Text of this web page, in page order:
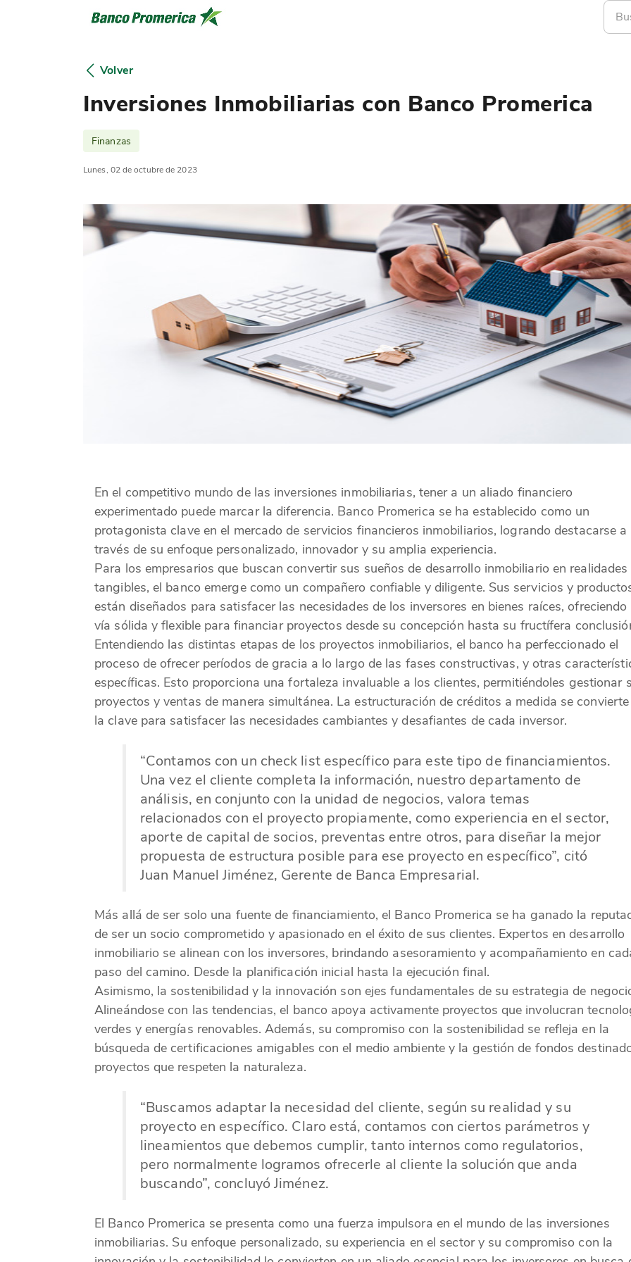
Volver
Inversiones Inmobiliarias con Banco Promerica
Finanzas
Lunes, 02 de octubre de 2023
En el competitivo mundo de las inversiones inmobiliarias, tener a un aliado financiero
experimentado puede marcar la diferencia. Banco Promerica se ha establecido como un
protagonista clave en el mercado de servicios financieros inmobiliarios, logrando destacarse a
través de su enfoque personalizado, innovador y su amplia experiencia.
Para los empresarios que buscan convertir sus sueños de desarrollo inmobiliario en realidades
tangibles, el banco emerge como un compañero confiable y diligente. Sus servicios y
están diseñados para satisfacer las necesidades de los inversores en bienes raíces, ofreciendo
vía sólida y flexible para financiar proyectos desde su concepción hasta su fructífera
Entendiendo las distintas etapas de los proyectos inmobiliarios, el banco ha perfeccionado el
proceso de ofrecer períodos de gracia a lo largo de las fases constructivas, y otras
específicas. Esto proporciona una fortaleza invaluable a los clientes, permitiéndoles gestionar
proyectos y ventas de manera simultánea. La estructuración de créditos a medida se convierte
la clave para satisfacer las necesidades cambiantes y desafiantes de cada inversor.
“Contamos con un check list específico para este tipo de financiamientos.
Una vez el cliente completa la información, nuestro departamento de
análisis, en conjunto con la unidad de negocios, valora temas
relacionados con el proyecto propiamente, como experiencia en el sector,
aporte de capital de socios, preventas entre otros, para diseñar la mejor
propuesta de estructura posible para ese proyecto en específico”, citó
Juan Manuel Jiménez, Gerente de Banca Empresarial.
Más allá de ser solo una fuente de financiamiento, el Banco Promerica se ha ganado la
de ser un socio comprometido y apasionado en el éxito de sus clientes. Expertos en desarrollo
inmobiliario se alinean con los inversores, brindando asesoramiento y acompañamiento en
paso del camino. Desde la planificación inicial hasta la ejecución final.
Asimismo, la sostenibilidad y la innovación son ejes fundamentales de su estrategia de
Alineándose con las tendencias, el banco apoya activamente proyectos que involucran
verdes y energías renovables. Además, su compromiso con la sostenibilidad se refleja en la
búsqueda de certificaciones amigables con el medio ambiente y la gestión de fondos
proyectos que respeten la naturaleza.
“Buscamos adaptar la necesidad del cliente, según su realidad y su
proyecto en específico. Claro está, contamos con ciertos parámetros y
lineamientos que debemos cumplir, tanto internos como regulatorios,
pero normalmente logramos ofrecerle al cliente la solución que anda
buscando”, concluyó Jiménez.
El Banco Promerica se presenta como una fuerza impulsora en el mundo de las inversiones
inmobiliarias. Su enfoque personalizado, su experiencia en el sector y su compromiso con la